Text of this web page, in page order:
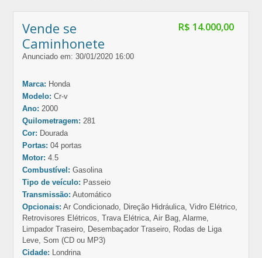
R$ 14.000,00
Vende se
Caminhonete
Anunciado em: 30/01/2020 16:00
Marca: Honda
Modelo: Cr-v
Ano: 2000
Quilometragem: 281
Cor: Dourada
Portas: 04 portas
Motor: 4.5
Combustível: Gasolina
Tipo de veículo: Passeio
Transmissão: Automático
Opcionais: Ar Condicionado, Direção Hidráulica, Vidro Elétrico,
Retrovisores Elétricos, Trava Elétrica, Air Bag, Alarme,
Limpador Traseiro, Desembaçador Traseiro, Rodas de Liga
Leve, Som (CD ou MP3)
Cidade: Londrina